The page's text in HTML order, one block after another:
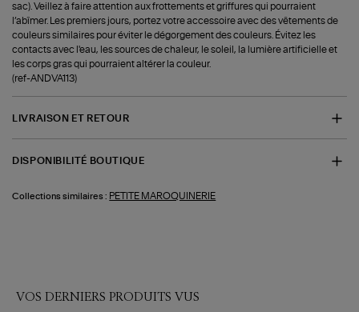
sac). Veillez à faire attention aux frottements et griffures qui pourraient
l’abîmer. Les premiers jours, portez votre accessoire avec des vêtements de
couleurs similaires pour éviter le dégorgement des couleurs. Évitez les
contacts avec l'eau, les sources de chaleur, le soleil, la lumière artificielle et
les corps gras qui pourraient altérer la couleur.
(ref-ANDVA113)
LIVRAISON ET RETOUR
DISPONIBILITÉ BOUTIQUE
Collections similaires : PETITE MAROQUINERIE
VOS DERNIERS PRODUITS VUS